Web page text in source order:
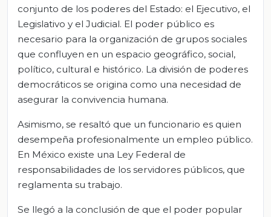
conjunto de los poderes del Estado: el Ejecutivo, el
Legislativo y el Judicial. El poder público es
necesario para la organización de grupos sociales
que confluyen en un espacio geográfico, social,
político, cultural e histórico. La división de poderes
democráticos se origina como una necesidad de
asegurar la convivencia humana.
Asimismo, se resaltó que un funcionario es quien
desempeña profesionalmente un empleo público.
En México existe una Ley Federal de
responsabilidades de los servidores públicos, que
reglamenta su trabajo.
Se llegó a la conclusión de que el poder popular